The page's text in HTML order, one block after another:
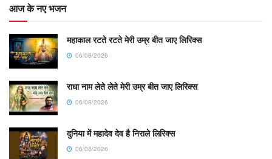
आज के नए भजन
महाकाल रटते रटते मेरी उम्र बीत जाए लिरिक्स
06/08/2026
राधा नाम लेते लेते मेरी उम्र बीत जाए लिरिक्स
06/08/2026
दुनिया में महादेव देव है निराले लिरिक्स
06/08/2026